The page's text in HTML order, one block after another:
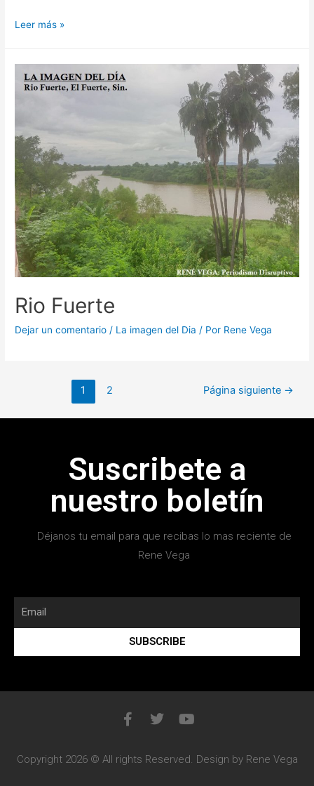
Leer más »
Rio Fuerte
Dejar un comentario / La imagen del Dia / Por Rene Vega
1 2 Página siguiente →
Suscribete a
nuestro boletín
Déjanos tu email para que recibas lo mas reciente de
Rene Vega
SUBSCRIBE
Copyright 2026 © All rights Reserved. Design by Rene Vega